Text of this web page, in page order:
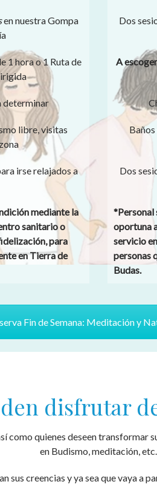
en nuestra Gompa
1 hora o 1 Ruta de
determinar
libre, visitas
irse relajados a
mediante la
sanitario o
para
en Tierra de
Dos
A
Dos
*Personal
oportuna
servicio
personas
Budas.
Fin de Semana: Meditación y
disfrutar
como quienes deseen transformar
en Budismo, meditación, etc.
sus creencias y ya sea que vaya a